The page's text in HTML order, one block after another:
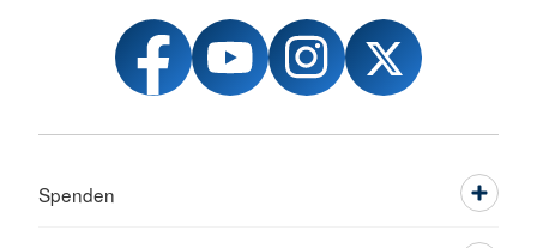
Spenden